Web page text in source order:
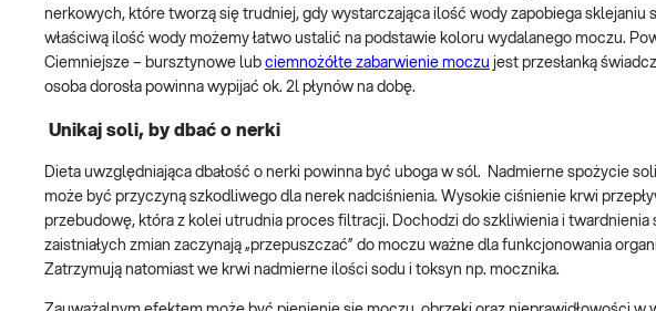
nerkowych, które tworzą się trudniej, gdy wystarczająca ilość wody zapobiega sklejaniu
właściwą ilość wody możemy łatwo ustalić na podstawie koloru wydalanego moczu.
Ciemniejsze – bursztynowe lub ciemnożółte zabarwienie moczu jest przesłanką
osoba dorosła powinna wypijać ok. 2l płynów na dobę.
Unikaj soli, by dbać o nerki
Dieta uwzględniająca dbałość o nerki powinna być uboga w sól. Nadmierne spożycie
może być przyczyną szkodliwego dla nerek nadciśnienia. Wysokie ciśnienie krwi
przebudowę, która z kolei utrudnia proces filtracji. Dochodzi do szkliwienia i
zaistniałych zmian zaczynają „przepuszczać” do moczu ważne dla funkcjonowania
Zatrzymują natomiast we krwi nadmierne ilości sodu i toksyn np. mocznika.